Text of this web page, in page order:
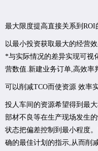
最大限度提高直接关系到
以最小投资获取最大的经营
*与实际情况的差异实现可视
营数值.新建业务订单,高效率
可以削减TCO而使资源 效率
投人车间的资源希望得到最
部材不良等在生产现场发生
状态把偏差控制到最小程度
确的最佳计划的指示,从而削减